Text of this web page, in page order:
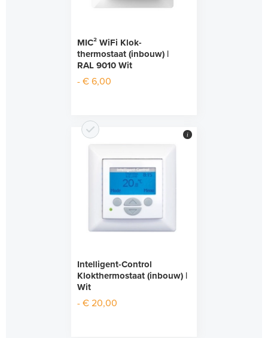
MIC² WiFi Klok-
thermostaat (inbouw) |
RAL 9010 Wit
- € 6,00
Intelligent-Control
Klokthermostaat (inbouw) |
Wit
- € 20,00
i